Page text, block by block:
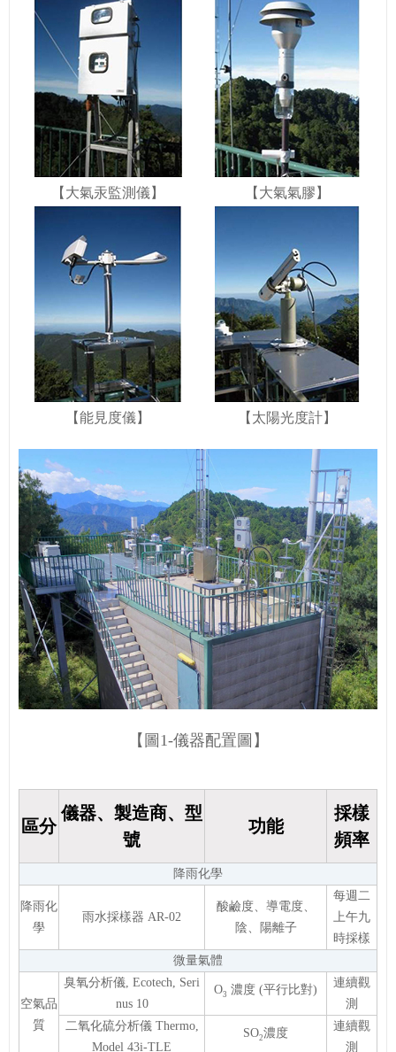
【大氣汞監測儀】 【大氣氣膠】
【能見度儀】 【太陽光度計】
【圖1-儀器配置圖】
區分
儀器、製造商、型
號
功能
採樣
頻率
降雨化學
降雨化
學
雨水採樣器 AR-02
酸鹼度、導電度、
陰、陽離子
每週二
上午九
時採樣
微量氣體
空氣品
質
臭氧分析儀, Ecotech, Seri
nus 10
O3 濃度 (平行比對)
連續觀
測
二氧化硫分析儀 Thermo,
Model 43i-TLE
SO2濃度
連續觀
測